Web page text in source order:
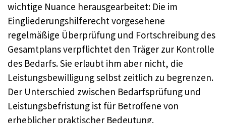
wichtige Nuance herausgearbeitet: Die im
Eingliederungshilferecht vorgesehene
regelmäßige Überprüfung und Fortschreibung des
Gesamtplans verpflichtet den Träger zur Kontrolle
des Bedarfs. Sie erlaubt ihm aber nicht, die
Leistungsbewilligung selbst zeitlich zu begrenzen.
Der Unterschied zwischen Bedarfsprüfung und
Leistungsbefristung ist für Betroffene von
erheblicher praktischer Bedeutung.